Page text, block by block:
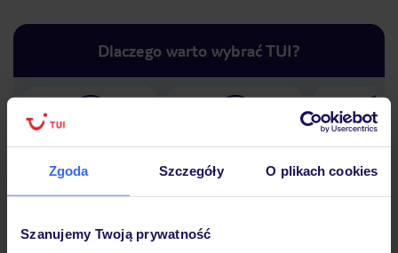
Zgoda Szczegóły O plikach cookies
Szanujemy Twoją prywatność
Dlaczego warto wybrać TUI?
Lider niskich cen
Największe biuro
30 lat w